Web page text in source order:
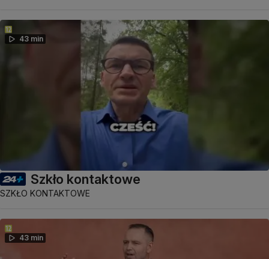
43 min
Szkło kontaktowe
SZKŁO KONTAKTOWE
43 min